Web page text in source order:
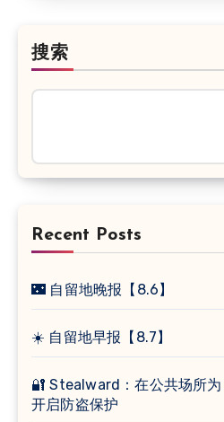
搜索
Recent Posts
🌃 自留地晚报【8.6】
☀️ 自留地早报【8.7】
🔐 Stealward：在公共场所
开启防盗保护